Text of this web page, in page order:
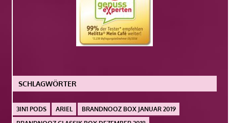
SCHLAGWÖRTER
3IN1 PODS ARIEL
BRANDNOOZ BOX JANUAR 2019